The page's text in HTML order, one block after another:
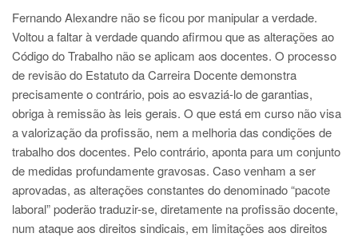
Fernando Alexandre não se ficou por manipular a verdade.
Voltou a faltar à verdade quando afirmou que as alterações ao
Código do Trabalho não se aplicam aos docentes. O processo
de revisão do Estatuto da Carreira Docente demonstra
precisamente o contrário, pois ao esvaziá-lo de garantias,
obriga à remissão às leis gerais. O que está em curso não visa
a valorização da profissão, nem a melhoria das condições de
trabalho dos docentes. Pelo contrário, aponta para um conjunto
de medidas profundamente gravosas. Caso venham a ser
aprovadas, as alterações constantes do denominado “pacote
laboral” poderão traduzir-se, diretamente na profissão docente,
num ataque aos direitos sindicais, em limitações aos direitos